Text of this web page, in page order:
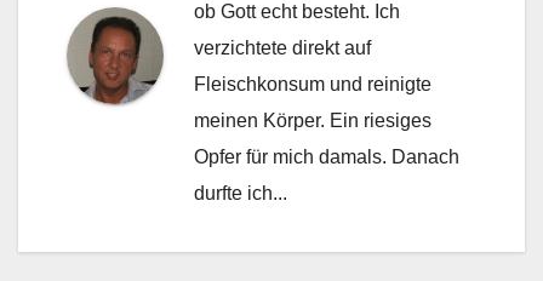
ob Gott echt besteht. Ich
verzichtete direkt auf
Fleischkonsum und reinigte
meinen Körper. Ein riesiges
Opfer für mich damals. Danach
durfte ich...